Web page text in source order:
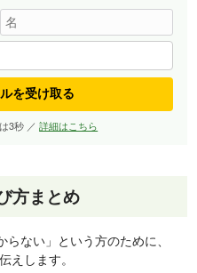
を受け取る
3秒 ／詳細はこちら
方まとめ
ない」という方のために、
えします。